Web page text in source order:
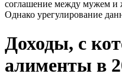
соглашение между мужем и
Однако урегулирование
Доходы, с
алименты в